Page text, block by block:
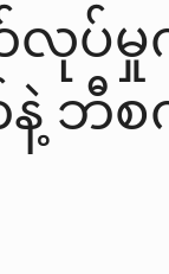
ပ်မှု
ဘီစ